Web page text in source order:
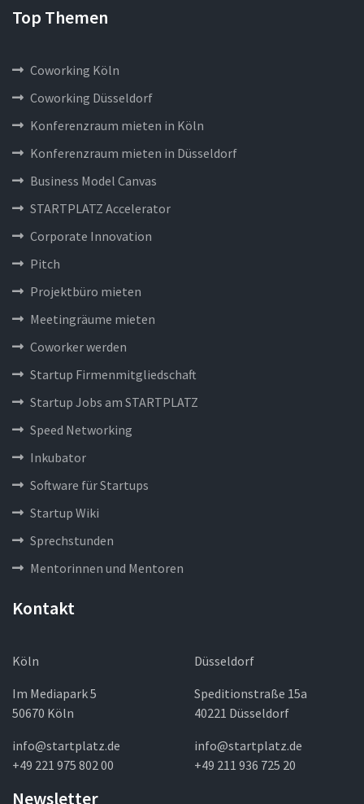
Top Themen
Coworking Köln
Coworking Düsseldorf
Konferenzraum mieten in Köln
Konferenzraum mieten in Düsseldorf
Business Model Canvas
STARTPLATZ Accelerator
Corporate Innovation
Pitch
Projektbüro mieten
Meetingräume mieten
Coworker werden
Startup Firmenmitgliedschaft
Startup Jobs am STARTPLATZ
Speed Networking
Inkubator
Software für Startups
Startup Wiki
Sprechstunden
Mentorinnen und Mentoren
Kontakt
Köln
Im Mediapark 5
50670 Köln
info@startplatz.de
+49 221 975 802 00
Düsseldorf
Speditionstraße 15a
40221 Düsseldorf
info@startplatz.de
+49 211 936 725 20
Newsletter